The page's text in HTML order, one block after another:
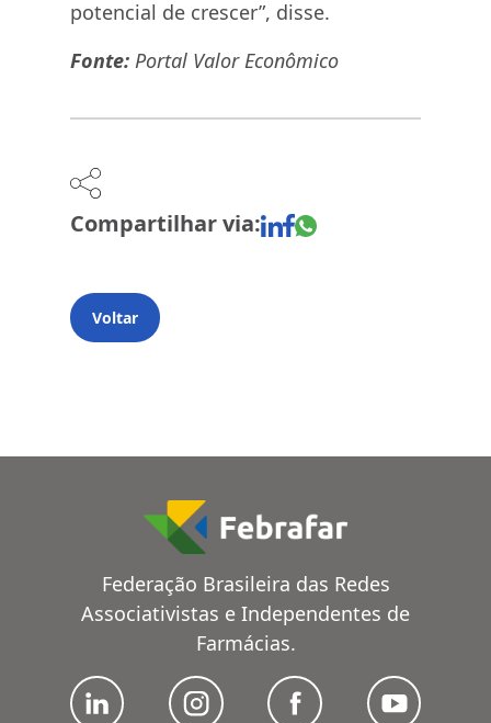
potencial de crescer”, disse.
Fonte: Portal Valor Econômico
Compartilhar via:
Voltar
Federação Brasileira das Redes
Associativistas e Independentes de
Farmácias.